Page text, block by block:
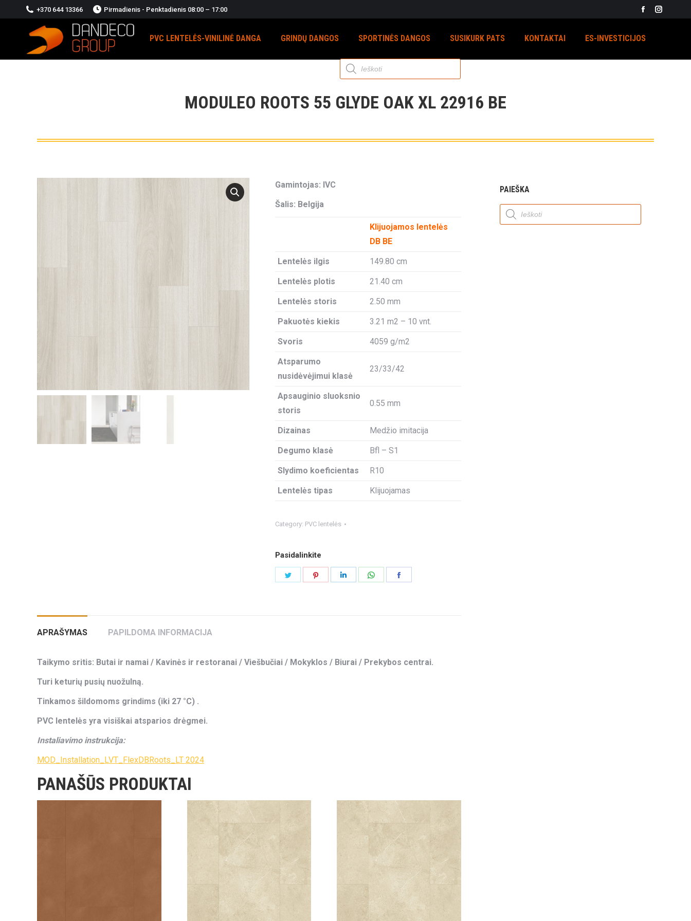
+370 644 13366 Pirmadienis - Penktadienis 08:00 – 17:00
Facebook
opens
PVC LENTELĖS-VINILINĖ DANGA GRINDŲ DANGOS SPORTINĖS DANGOS SUSIKURK PATS KONTAKTAI ES-INVESTICIJOS
Products
search
MODULEO ROOTS 55 GLYDE OAK XL 22916 BE
Gamintojas: IVC
Šalis: Belgija
Klijuojamos lentelės
DB BE
Lentelės ilgis 149.80 cm
Lentelės plotis 21.40 cm
Lentelės storis 2.50 mm
Pakuotės kiekis 3.21 m2 – 10 vnt.
Svoris 4059 g/m2
Atsparumo
nusidėvėjimui klasė
23/33/42
Apsauginio sluoksnio
storis
0.55 mm
Dizainas Medžio imitacija
Degumo klasė Bfl – S1
Slydimo koeficientas R10
Lentelės tipas Klijuojamas
Category: PVC lentelės
Pasidalinkite
Share
Share
APRAŠYMAS PAPILDOMA INFORMACIJA
Taikymo sritis: Butai ir namai / Kavinės ir restoranai / Viešbučiai / Mokyklos / Biurai / Prekybos centrai.
Turi keturių pusių nuožulną.
Tinkamos šildomoms grindims (iki 27 °C) .
PVC lentelės yra visiškai atsparios drėgmei.
Instaliavimo instrukcija:
MOD_Installation_LVT_FlexDBRoots_LT 2024
PANAŠŪS PRODUKTAI
PAIEŠKA
Products
search